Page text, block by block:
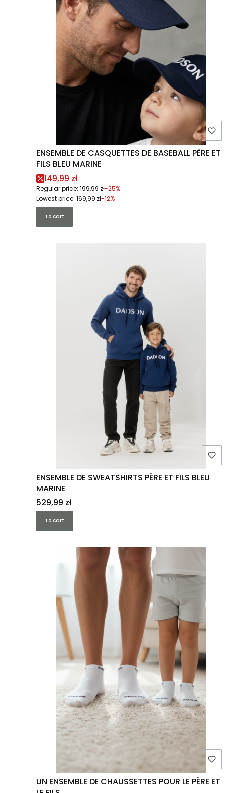
ENSEMBLE DE CASQUETTES DE BASEBALL PÈRE ET
FILS BLEU MARINE
Promotional price
149,99 zł
Regular price: 199,99 zł-25%
Lowest price: 169,99 zł-12%
To cart
ENSEMBLE DE SWEATSHIRTS PÈRE ET FILS BLEU
MARINE
Price
529,99 zł
To cart
UN ENSEMBLE DE CHAUSSETTES POUR LE PÈRE ET